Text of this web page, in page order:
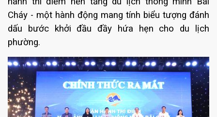
Cháy - một hành động mang tính biểu tượng đánh
dấu bước khởi đầu đầy hứa hẹn cho du lịch
phường.